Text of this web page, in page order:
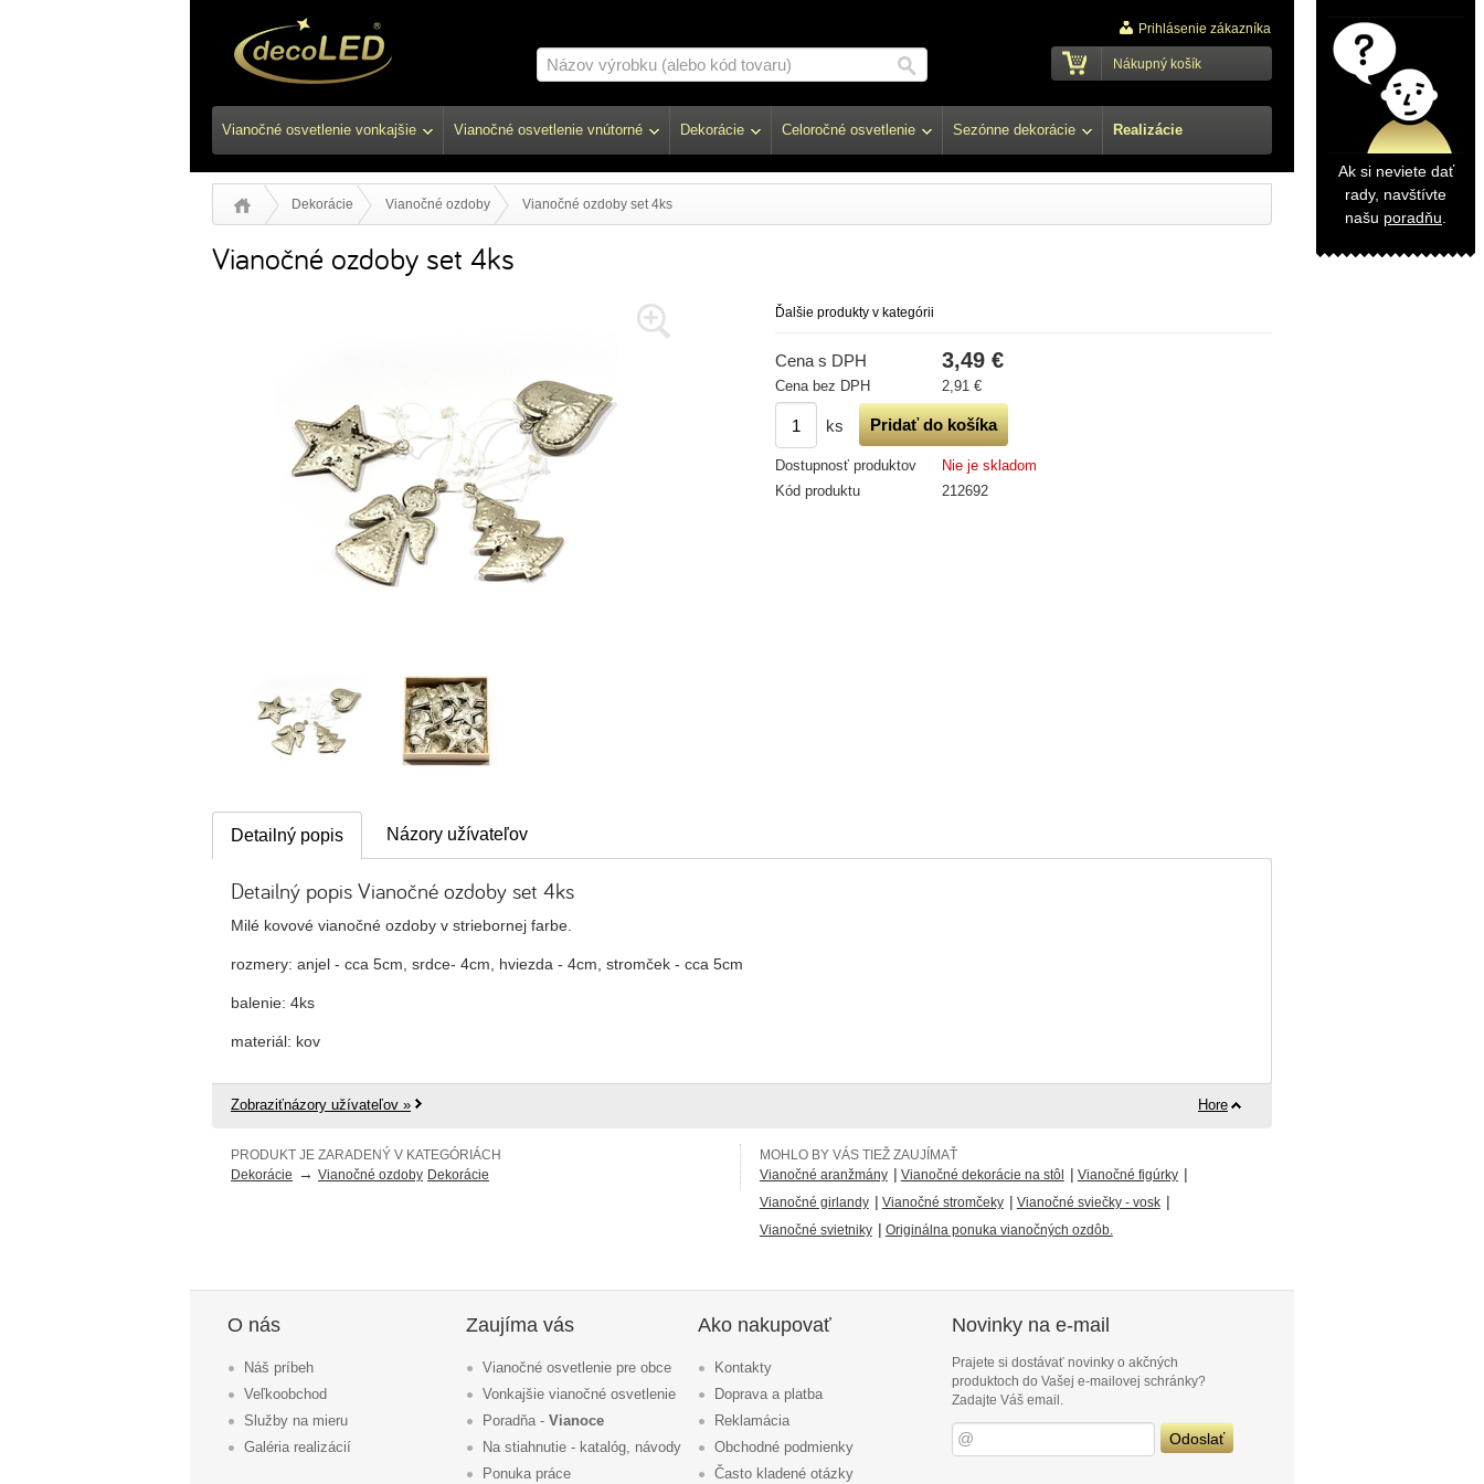
Vianočné osvetlenie vonkajšie Vianočné osvetlenie vnútorné Dekorácie Celoročné osvetlenie Sezónne dekorácie Realizácie
Prihlásenie zákazníka
Nákupný košík
Ak si neviete dať
rady, navštívte
našu poradňu
Dekorácie Vianočné ozdoby Vianočné ozdoby set 4ks
Vianočné ozdoby set 4ks
Ďalšie produkty v kategórii
Cena s DPH 3,49 €
Cena bez DPH 2,91 €
ks
Dostupnosť produktov
Nie je skladom
Kód produktu
212692
Detailný popis Názory užívateľov
Detailný popis Vianočné ozdoby set 4ks
Milé kovové vianočné ozdoby v striebornej farbe.
rozmery: anjel - cca 5cm, srdce- 4cm, hviezda - 4cm, stromček - cca 5cm
balenie: 4ks
materiál: kov
Hore
Zobraziťnázory užívateľov »
PRODUKT JE ZARADENÝ V KATEGÓRIÁCH
Dekorácie → Vianočné ozdoby Dekorácie
MOHLO BY VÁS TIEŽ ZAUJÍMAŤ
Vianočné aranžmány | Vianočné dekorácie na stôl | Vianočné figúrky |
Vianočné girlandy | Vianočné stromčeky | Vianočné sviečky - vosk |
Vianočné svietniky | Originálna ponuka vianočných ozdôb.
O nás
Náš príbeh
Veľkoobchod
Služby na mieru
Galéria realizácií
Zaujíma vás
Vianočné osvetlenie pre obce
Vonkajšie vianočné osvetlenie
Poradňa - Vianoce
Na stiahnutie - katalóg, návody
Ponuka práce
Ako nakupovať
Kontakty
Doprava a platba
Reklamácia
Obchodné podmienky
Často kladené otázky
Novinky na e-mail
Prajete si dostávať novinky o akčných
produktoch do Vašej e-mailovej schránky?
Zadajte Váš email.